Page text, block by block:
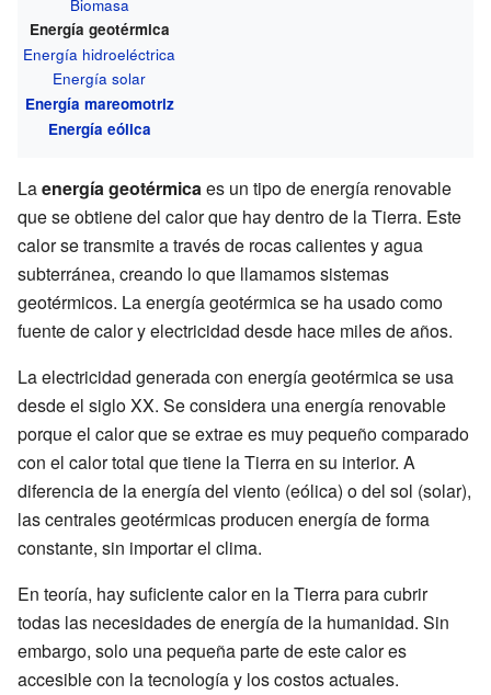
Energía geotérmica
Energía hidroeléctrica
Energía solar
Energía mareomotriz
Energía eólica
Laenergía geotérmicaes un tipo de energía renovable
que se obtiene del calor que hay dentro de la Tierra. Este
calor se transmite a través de rocas calientes y agua
subterránea, creando lo que llamamos sistemas
geotérmicos. La energía geotérmica se ha usado como
fuente de calor y electricidad desde hace miles de años.
La electricidad generada con energía geotérmica se usa
desde el siglo XX. Se considera una energía renovable
porque el calor que se extrae es muy pequeño comparado
con el calor total que tiene la Tierra en su interior. A
diferencia de la energía del viento (eólica) o del sol (solar),
las centrales geotérmicas producen energía de forma
constante, sin importar el clima.
En teoría, hay suficiente calor en la Tierra para cubrir
todas las necesidades de energía de la humanidad. Sin
embargo, solo una pequeña parte de este calor es
accesible con la tecnología y los costos actuales.